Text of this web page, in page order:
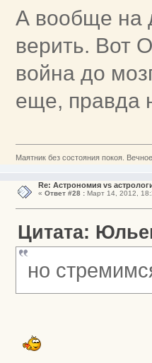
А вообще на
верить. Вот
война до
еще, правда
Маятник без состояния покоя. Вечное
Re: Астрономия vs
« Ответ #28 :Март 14, 2012,
Цитата:
но